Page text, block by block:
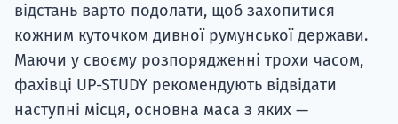
відстань варто подолати, щоб захопитися
кожним куточком дивної румунської держави.
Маючи у своєму розпорядженні трохи часом,
фахівці UP-STUDY рекомендують відвідати
наступні місця, основна маса з яких —